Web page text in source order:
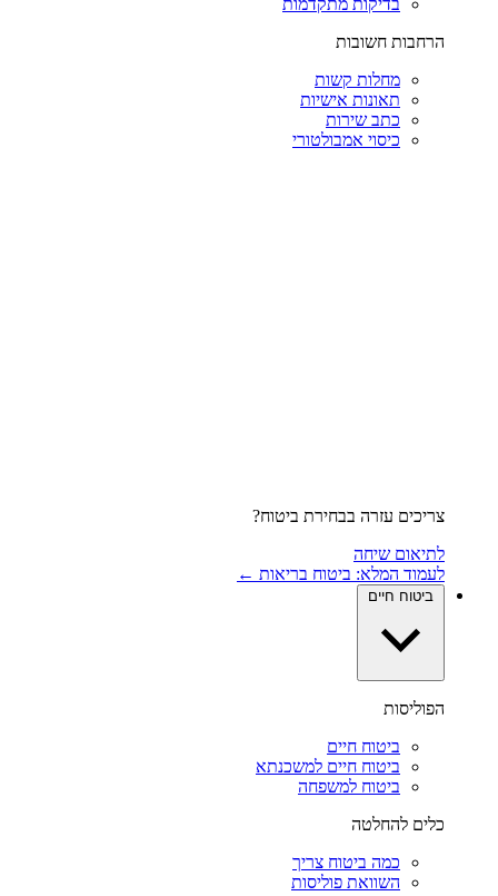
בדיקות מתקדמות
הרחבות חשובות
מחלות קשות
תאונות אישיות
כתב שירות
כיסוי אמבולטורי
צריכים עזרה בבחירת ביטוח?
לתיאום שיחה
לעמוד המלא: ביטוח בריאות ←
ביטוח חיים
הפוליסות
ביטוח חיים
ביטוח חיים למשכנתא
ביטוח למשפחה
כלים להחלטה
כמה ביטוח צריך
השוואת פוליסות